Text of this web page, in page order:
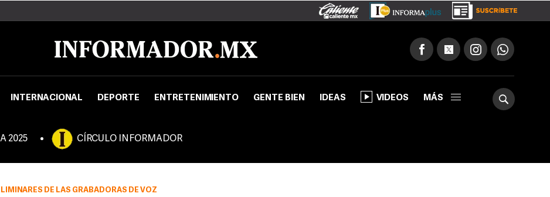
INTERNACIONAL DEPORTE ENTRETENIMIENTO GENTE BIEN IDEAS VIDEOS MÁS
2025 CÍRCULO INFORMADOR
DE LAS GRABADORAS DE VOZ